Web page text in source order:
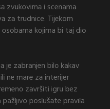
zvukovima i scenama
za trudnice. Tijekom
kojima bi taj dio
je zabranjen bilo kakav
ne mare za interijer
završiti igru bez
poslušate pravila